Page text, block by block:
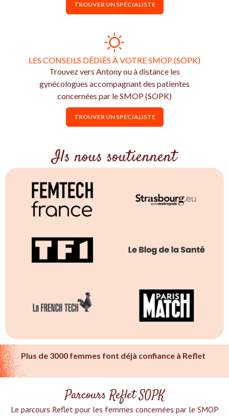
TROUVER UN SPÉCIALISTE
LES CONSEILS DÉDIÉS À VOTRE SMOP (SOPK)
Trouvez vers Antony ou à distance les
gynécologues accompagnant des patientes
concernées par le SMOP (SOPK)
TROUVER UN SPÉCIALISTE
Ils nous soutiennent
Plus de 3000 femmes font déjà confiance à Reflet
Parcours Reflet SOPK
Le parcours Reflet pour les femmes concernées par le SMOP